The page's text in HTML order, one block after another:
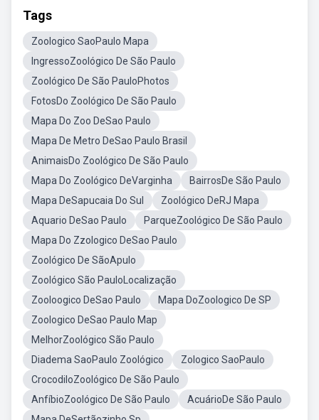
Tags
Zoologico SaoPaulo Mapa
IngressoZoológico De São Paulo
Zoológico De São PauloPhotos
FotosDo Zoológico De São Paulo
Mapa Do Zoo DeSao Paulo
Mapa De Metro DeSao Paulo Brasil
AnimaisDo Zoológico De São Paulo
Mapa Do Zoológico DeVarginha
BairrosDe São Paulo
Mapa DeSapucaia Do Sul
Zoológico DeRJ Mapa
Aquario DeSao Paulo
ParqueZoológico De São Paulo
Mapa Do Zzologico DeSao Paulo
Zoológico De SãoApulo
Zoológico São PauloLocalização
Zooloogico DeSao Paulo
Mapa DoZoologico De SP
Zoologico DeSao Paulo Map
MelhorZoológico São Paulo
Diadema SaoPaulo Zoológico
Zologico SaoPaulo
CrocodiloZoológico De São Paulo
AnfíbioZoológico De São Paulo
AcuárioDe São Paulo